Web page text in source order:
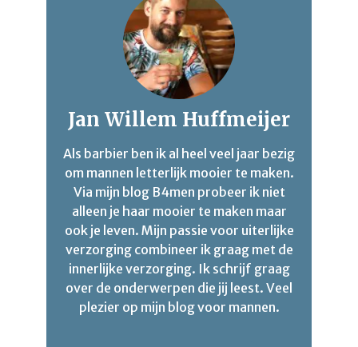
Jan Willem Huffmeijer
Als barbier ben ik al heel veel jaar bezig
om mannen letterlijk mooier te maken.
Via mijn blog B4men probeer ik niet
alleen je haar mooier te maken maar
ook je leven. Mijn passie voor uiterlijke
verzorging combineer ik graag met de
innerlijke verzorging. Ik schrijf graag
over de onderwerpen die jij leest. Veel
plezier op mijn blog voor mannen.